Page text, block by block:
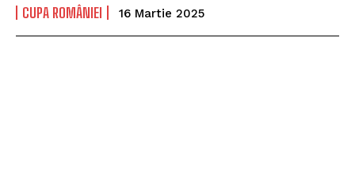
CUPA ROMÂNIEI 16 Martie 2025